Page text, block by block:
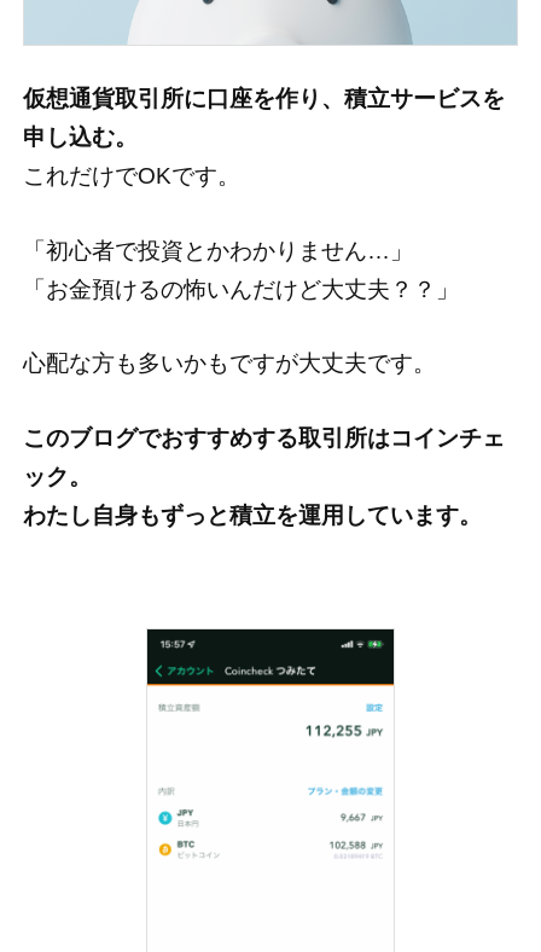
仮想通貨取引所に口座を作り、積立サービスを
申し込む。
これだけでOKです。
「初心者で投資とかわかりません…」
「お金預けるの怖いんだけど大丈夫？？」
心配な方も多いかもですが大丈夫です。
このブログでおすすめする取引所はコインチェ
ック。
わたし自身もずっと積立を運用しています。